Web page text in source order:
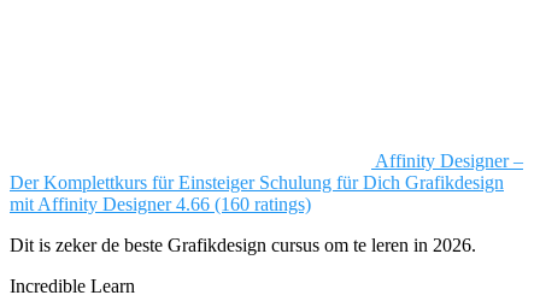
Affinity Designer –
Der Komplettkurs für Einsteiger Schulung für Dich Grafikdesign
mit Affinity Designer 4.66 (160 ratings)
Dit is zeker de beste Grafikdesign cursus om te leren in 2026.
Incredible Learn